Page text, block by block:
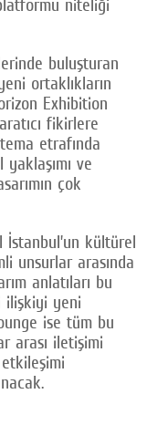
buluşturan
ortaklıkların
Exhibition
fikirlere
etrafında
ve
çok
İstanbul’un kültürel
unsurlar arasında
anlatıları bu
ilişkiyi yeni
ise tüm bu
arası iletişimi